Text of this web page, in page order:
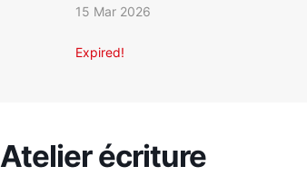
15 Mar 2026
Expired!
Atelier écriture